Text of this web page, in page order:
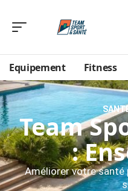
Equipement Fitness
Team
:
Améliorer votre santé